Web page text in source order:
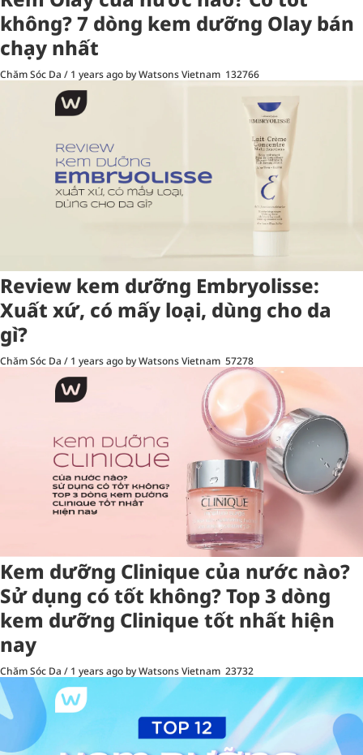
không? 7 dòng kem dưỡng Olay bán
chạy nhất
Chăm Sóc Da / 1 years ago by Watsons Vietnam 132766
Review kem dưỡng Embryolisse:
Xuất xứ, có mấy loại, dùng cho da
gì?
Chăm Sóc Da / 1 years ago by Watsons Vietnam 57278
Kem dưỡng Clinique của nước nào?
Sử dụng có tốt không? Top 3 dòng
kem dưỡng Clinique tốt nhất hiện
nay
Chăm Sóc Da / 1 years ago by Watsons Vietnam 23732